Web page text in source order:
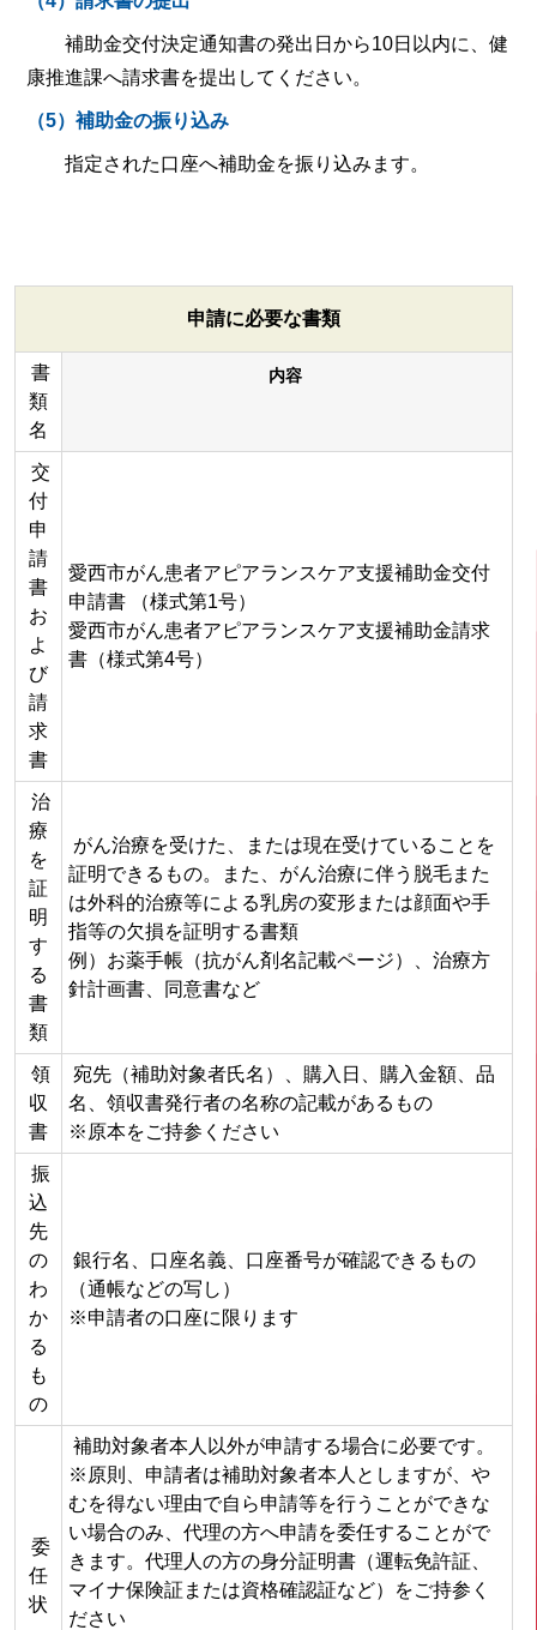
補助金交付決定通知書の発出日から10日以内に、健
康推進課へ請求書を提出してください。
（5）補助金の振り込み
指定された口座へ補助金を振り込みます。
申請に必要な書類
書
類
名
内容
交
付
申
請
書
お
よ
び
請
求
書
愛西市がん患者アピアランスケア支援補助金交付
申請書 （様式第1号）
愛西市がん患者アピアランスケア支援補助金請求
書（様式第4号）
治
療
を
証
明
す
る
書
類
がん治療を受けた、または現在受けていることを
証明できるもの。また、がん治療に伴う脱毛また
は外科的治療等による乳房の変形または顔面や手
指等の欠損を証明する書類
例）お薬手帳（抗がん剤名記載ページ）、治療方
針計画書、同意書など
領
収
書
宛先（補助対象者氏名）、購入日、購入金額、品
名、領収書発行者の名称の記載があるもの
※原本をご持参ください
振
込
先
の
わ
か
る
も
の
銀行名、口座名義、口座番号が確認できるもの
（通帳などの写し）
※申請者の口座に限ります
委
任
状
補助対象者本人以外が申請する場合に必要です。
※原則、申請者は補助対象者本人としますが、や
むを得ない理由で自ら申請等を行うことができな
い場合のみ、代理の方へ申請を委任することがで
きます。代理人の方の身分証明書（運転免許証、
マイナ保険証または資格確認証など）をご持参く
ださい